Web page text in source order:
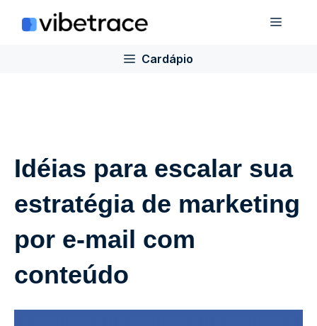
para
Cardápio
Idéias para escalar sua
estratégia de marketing
por e-mail com
conteúdo